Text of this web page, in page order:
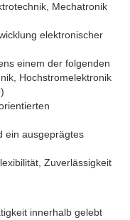
Mechatronik
elektronischer
einem der folgenden
Hochstromelektronik
ein ausgeprägtes
Zuverlässigkeit
innerhalb gelebt